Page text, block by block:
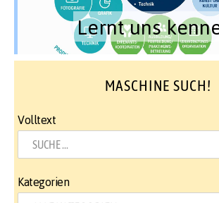
Lernt uns
MASCHINE SUCH!
Volltext
Kategorien